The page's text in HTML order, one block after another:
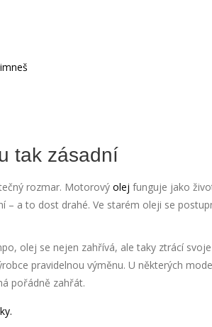
tak zásadní
rozmar. Motorový olej funguje jako
– a to dost drahé. Ve starém oleji se
olej se nejen zahřívá, ale taky ztrácí
pravidelnou výměnu. U některých
pořádně zahřát.